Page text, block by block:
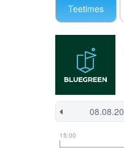
Teetimes
15:00